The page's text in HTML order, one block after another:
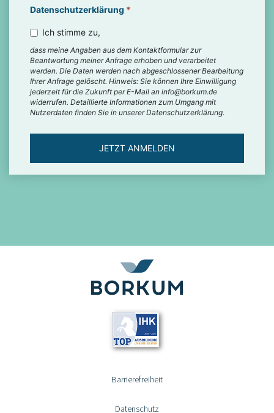
Datenschutzerklärung *
Ich stimme zu,
dass meine Angaben aus dem Kontaktformular zur
Beantwortung meiner Anfrage erhoben und verarbeitet
werden. Die Daten werden nach abgeschlossener Bearbeitung
Ihrer Anfrage gelöscht. Hinweis: Sie können Ihre Einwilligung
jederzeit für die Zukunft per E-Mail an info@borkum.de
widerrufen. Detaillierte Informationen zum Umgang mit
Nutzerdaten finden Sie in unserer Datenschutzerklärung.
JETZT ANMELDEN
Barrierefreiheit
Datenschutz